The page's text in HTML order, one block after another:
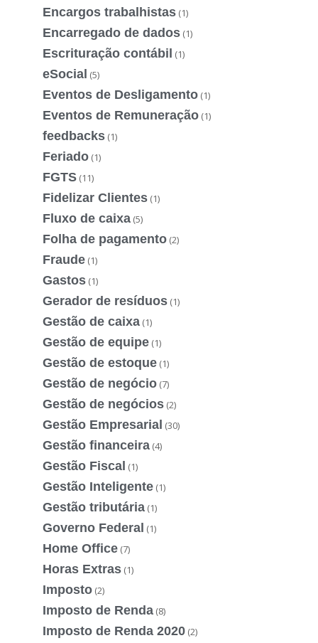
Encargos trabalhistas (1)
Encarregado de dados (1)
Escrituração contábil (1)
eSocial (5)
Eventos de Desligamento (1)
Eventos de Remuneração (1)
feedbacks (1)
Feriado (1)
FGTS (11)
Fidelizar Clientes (1)
Fluxo de caixa (5)
Folha de pagamento (2)
Fraude (1)
Gastos (1)
Gerador de resíduos (1)
Gestão de caixa (1)
Gestão de equipe (1)
Gestão de estoque (1)
Gestão de negócio (7)
Gestão de negócios (2)
Gestão Empresarial (30)
Gestão financeira (4)
Gestão Fiscal (1)
Gestão Inteligente (1)
Gestão tributária (1)
Governo Federal (1)
Home Office (7)
Horas Extras (1)
Imposto (2)
Imposto de Renda (8)
Imposto de Renda 2020 (2)